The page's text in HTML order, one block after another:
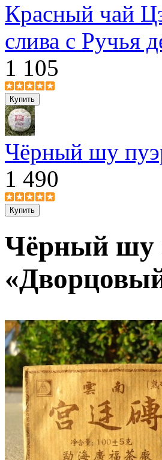
Красный чай
слива с Ручья
1 105
Чёрный шу
1 490
Чёрный шу